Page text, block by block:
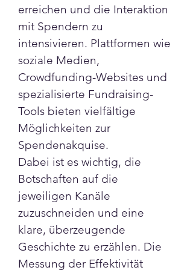
erreichen und die Interaktion
mit Spendern zu
intensivieren. Plattformen wie
soziale Medien,
Crowdfunding-Websites und
spezialisierte Fundraising-
Tools bieten vielfältige
Möglichkeiten zur
Spendenakquise.
Dabei ist es wichtig, die
Botschaften auf die
jeweiligen Kanäle
zuzuschneiden und eine
klare, überzeugende
Geschichte zu erzählen. Die
Messung der Effektivität